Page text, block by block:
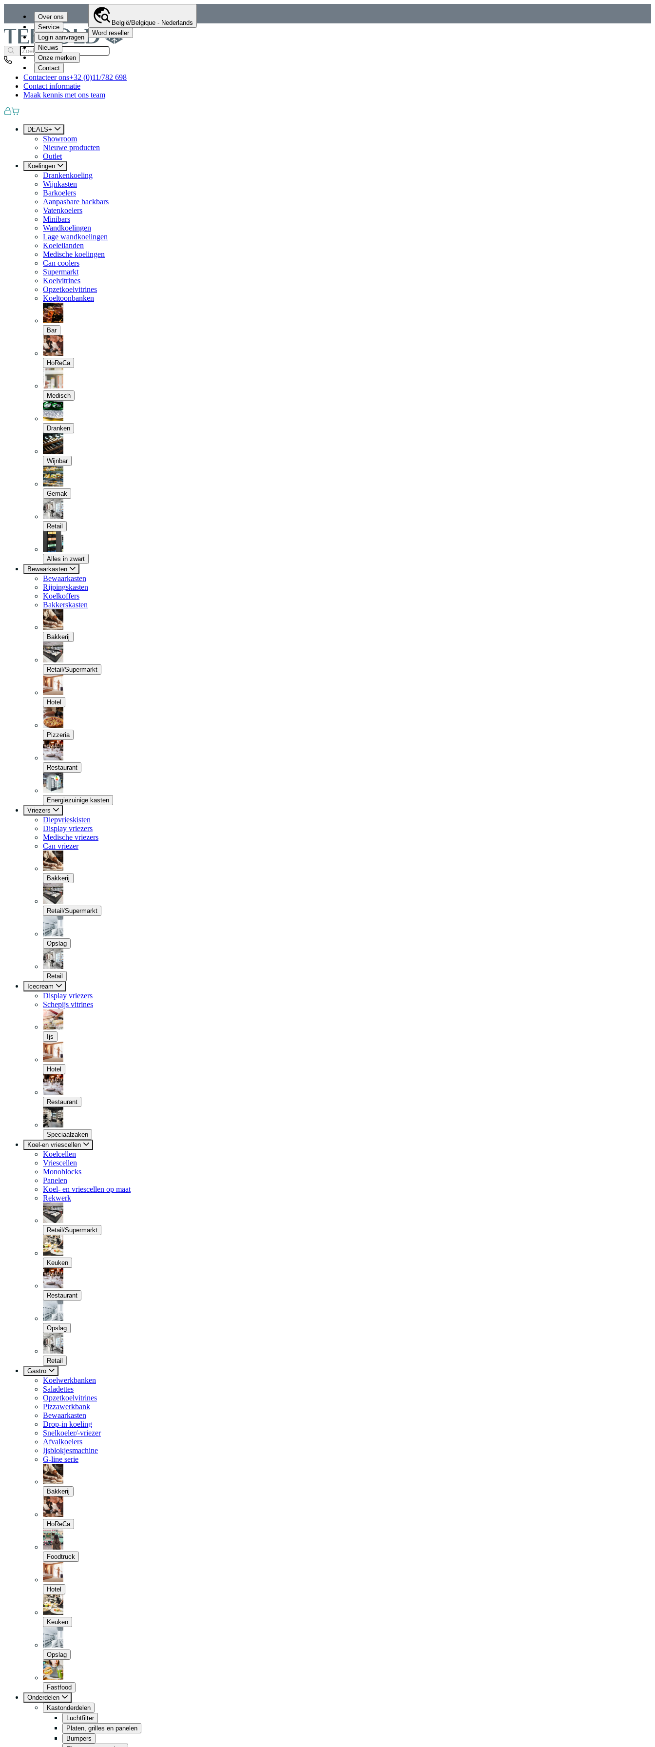
Over ons
Service
Login aanvragen
Nieuws
Onze merken
Contact
België/Belgique - Nederlands
Word reseller
Contacteer ons+32 (0)11/782 698
Contact informatie
Maak kennis met ons team
DEALS+
Showroom
Nieuwe producten
Outlet
Koelingen
Drankenkoeling
Wijnkasten
Barkoelers
Aanpasbare backbars
Vatenkoelers
Minibars
Wandkoelingen
Lage wandkoelingen
Koeleilanden
Medische koelingen
Can coolers
Supermarkt
Koelvitrines
Opzetkoelvitrines
Koeltoonbanken
Bar
HoReCa
Medisch
Dranken
Wijnbar
Gemak
Retail
Alles in zwart
Bewaarkasten
Bewaarkasten
Rijpingskasten
Koelkoffers
Bakkerskasten
Bakkerij
Retail/Supermarkt
Hotel
Pizzeria
Restaurant
Energiezuinige kasten
Vriezers
Diepvrieskisten
Display vriezers
Medische vriezers
Can vriezer
Bakkerij
Retail/Supermarkt
Opslag
Retail
Icecream
Display vriezers
Schepijs vitrines
Ijs
Hotel
Restaurant
Speciaalzaken
Koel-en vriescellen
Koelcellen
Vriescellen
Monoblocks
Panelen
Koel- en vriescellen op maat
Rekwerk
Retail/Supermarkt
Keuken
Restaurant
Opslag
Retail
Gastro
Koelwerkbanken
Saladettes
Opzetkoelvitrines
Pizzawerkbank
Bewaarkasten
Drop-in koeling
Snelkoeler/-vriezer
Afvalkoelers
Ijsblokjesmachine
G-line serie
Bakkerij
HoReCa
Foodtruck
Hotel
Keuken
Opslag
Fastfood
Onderdelen
Kastonderdelen
Luchtfilter
Platen, grilles en panelen
Bumpers